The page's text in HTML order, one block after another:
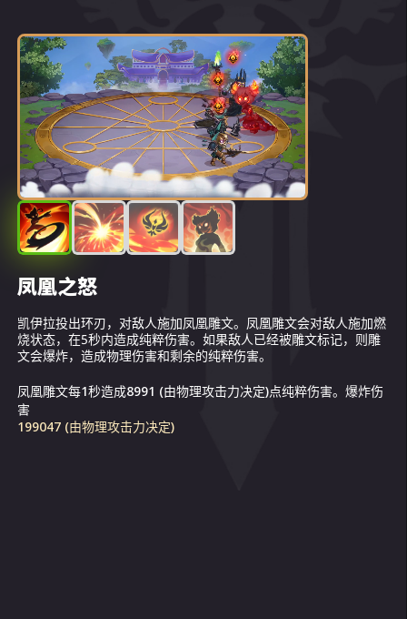
凤凰之怒
凯伊拉投出环刃，对敌人施加凤凰雕文。凤凰雕文会对敌人施加燃
烧状态，在5秒内造成纯粹伤害。如果敌人已经被雕文标记，则雕
文会爆炸，造成物理伤害和剩余的纯粹伤害。
凤凰雕文每1秒造成8991 (由物理攻击力决定)点纯粹伤害。爆炸伤
害
199047 (由物理攻击力决定)
奔流火花
凯拉的基础攻击会以携带凤凰雕文的敌人为目标，向其释放火花，
并对附近敌人造成物理伤害。
点伤害。
烈火肆虐
如果凯拉的生命值超过60%，则会跃向距离最远的敌人身后并点燃
自己。在此状态下，凯拉每秒会损失2%的最大生命值，同时基础
攻击会施加或刷新凤凰雕文。当凯拉的生命值下降至30%以下时，
如果目标等级高于130级，则对其施加或刷新凤凰雕文的几率降
低。
过热
在凯伊拉停止燃烧后，她会进入过热状态。在过热状态下，自身会
获得额外护甲和魔法防御力。
36248 (由物理攻击力决定)。
魔法防御力加成
36248 (由物理攻击力决定)